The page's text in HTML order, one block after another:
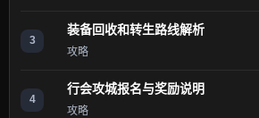
3
装备回收和转生路线解析
攻略
4
行会攻城报名与奖励说明
攻略